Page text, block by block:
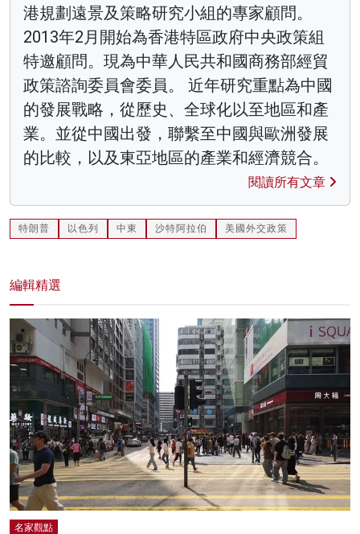
港規劃遠景及策略研究小組的專家顧問。
2013年2月開始為香港特區政府中央政策組
特邀顧問。現為中華人民共和國商務部經貿
政策諮詢委員會委員。 近年研究重點為中國
的發展戰略，從歷史、全球化以至地區和產
業。並從中國出發，聯繫至中國與歐洲發展
的比較，以及東亞地區的產業和經濟競合。
閱讀所有文章
特朗普 以色列 中東 沙特阿拉伯 美國外交政策
編輯精選
名家觀點